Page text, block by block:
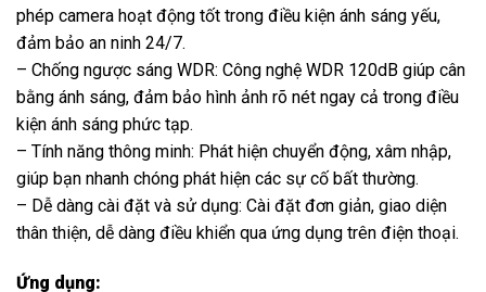
phép camera hoạt động tốt trong điều kiện ánh sáng yếu,
đảm bảo an ninh 24/7.
– Chống ngược sáng WDR: Công nghệ WDR 120dB giúp cân
bằng ánh sáng, đảm bảo hình ảnh rõ nét ngay cả trong điều
kiện ánh sáng phức tạp.
– Tính năng thông minh: Phát hiện chuyển động, xâm nhập,
giúp bạn nhanh chóng phát hiện các sự cố bất thường.
– Dễ dàng cài đặt và sử dụng: Cài đặt đơn giản, giao diện
thân thiện, dễ dàng điều khiển qua ứng dụng trên điện thoại.
Ứng dụng: